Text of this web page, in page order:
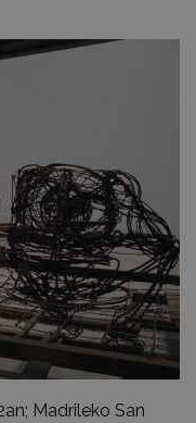
Madrileko San